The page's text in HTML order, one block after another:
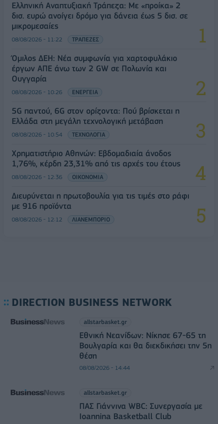
Ελληνική Αναπτυξιακή Τράπεζα: Με «προίκα» 2
δισ. ευρώ ανοίγει δρόμο για δάνεια έως 5 δισ. σε
μικρομεσαίες
08/08/2026 - 11:22 ΤΡΑΠΕΖΕΣ
Όμιλος ΔΕΗ: Νέα συμφωνία για χαρτοφυλάκιο
έργων ΑΠΕ άνω των 2 GW σε Πολωνία και
Ουγγαρία
08/08/2026 - 10:26 ΕΝΕΡΓΕΙΑ
5G παντού, 6G στον ορίζοντα: Πού βρίσκεται η
Ελλάδα στη μεγάλη τεχνολογική μετάβαση
08/08/2026 - 10:54 ΤΕΧΝΟΛΟΓΙΑ
Χρηματιστήριο Αθηνών: Εβδομαδιαία άνοδος
1,76%, κέρδη 23,31% από τις αρχές του έτους
08/08/2026 - 12:36 ΟΙΚΟΝΟΜΙΑ
Διευρύνεται η πρωτοβουλία για τις τιμές στο ράφι
με 916 προϊόντα
08/08/2026 - 12:12 ΛΙΑΝΕΜΠΟΡΙΟ
DIRECTION BUSINESS NETWORK
allstarbasket.gr
Εθνική Νεανίδων: Νίκησε 67-65 τη
Βουλγαρία και θα διεκδικήσει την 5η
θέση
08/08/2026 - 14:44
allstarbasket.gr
ΠΑΣ Γιάννινα WBC: Συνεργασία με
Ioannina Basketball Club